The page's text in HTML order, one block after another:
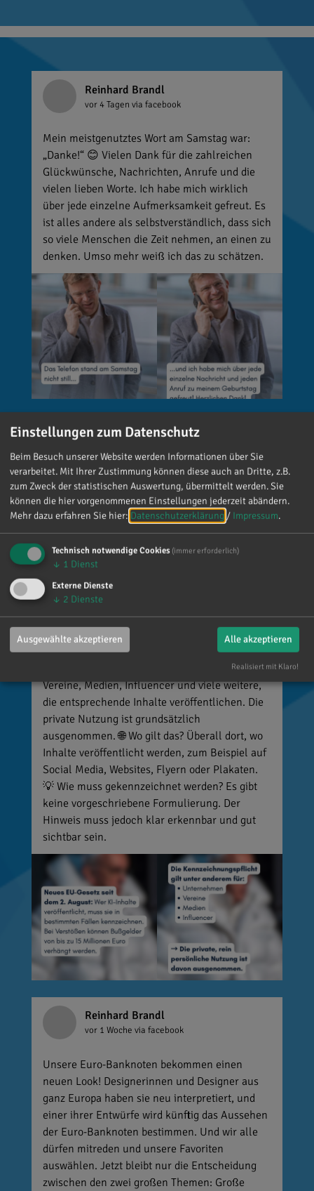
Reinhard Brandl
vor 4 Tagen via facebook
Mein meistgenutztes Wort am Samstag war:
„Danke!“ 😊 Vielen Dank für die zahlreichen
Glückwünsche, Nachrichten, Anrufe und die
vielen lieben Worte. Ich habe mich wirklich
über jede einzelne Aufmerksamkeit gefreut. Es
ist alles andere als selbstverständlich, dass sich
so viele Menschen die Zeit nehmen, an einen zu
denken. Umso mehr weiß ich das zu schätzen.
Reinhard Brandl
🚨 Neues EU-Gesetz seit dem 2. August! Ab
sofort gelten neue Vorschriften für die
Kennzeichnung bestimmter KI-Inhalte. ⚠️
Wichtig zu wissen: Wer
kennzeichnungspflichtige KI-Inhalte
veröffentlicht und diese nicht entsprechend
kennzeichnet, riskiert Bußgelder von bis zu 15
Millionen Euro. 📌 Was muss gekennzeichnet
werden? Unter anderem KI-generierte oder KI-
manipulierte Inhalte, die echte Personen, Orte
oder Ereignisse täuschend echt darstellen (z. B.
Deepfakes). 👥 Wer ist betroffen? Unternehmen,
Vereine, Medien, Influencer und viele weitere,
die entsprechende Inhalte veröffentlichen. Die
private Nutzung ist grundsätzlich
ausgenommen. 🌐 Wo gilt das? Überall dort, wo
Inhalte veröffentlicht werden, zum Beispiel auf
Social Media, Websites, Flyern oder Plakaten.
💡 Wie muss gekennzeichnet werden? Es gibt
keine vorgeschriebene Formulierung. Der
Hinweis muss jedoch klar erkennbar und gut
sichtbar sein.
Reinhard Brandl
vor 1 Woche via facebook
Unsere Euro-Banknoten bekommen einen
neuen Look! Designerinnen und Designer aus
ganz Europa haben sie neu interpretiert, und
einer ihrer Entwürfe wird künftig das Aussehen
der Euro-Banknoten bestimmen. Und wir alle
dürfen mitreden und unsere Favoriten
auswählen. Jetzt bleibt nur die Entscheidung
zwischen den zwei großen Themen: Große
Einstellungen zum Datenschutz
Beim Besuch unserer Website werden Informationen über Sie
verarbeitet. Mit Ihrer Zustimmung können diese auch an Dritte, z.B.
zum Zweck der statistischen Auswertung, übermittelt werden. Sie
können die hier vorgenommenen Einstellungen jederzeit abändern.
Mehr dazu erfahren Sie hier: Datenschutzerklärung / Impressum.
Technisch notwendige Cookies (immer erforderlich)
↓ 1 Dienst
Externe Dienste
↓ 2 Dienste
Ausgewählte akzeptieren Alle akzeptieren
Realisiert mit Klaro!